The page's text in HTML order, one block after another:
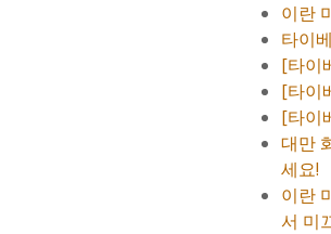
이란
타이
[타이
[타이
[타이
대만
세요!
이란
서 미